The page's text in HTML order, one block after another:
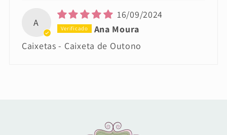
A
16/09/2024
Ana Moura
Caixetas - Caixeta de Outono